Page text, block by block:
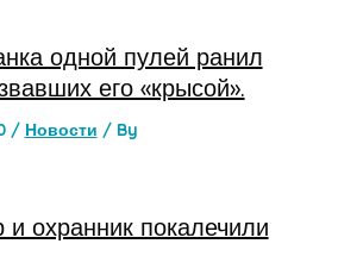
одной пулей ранил
его «крысой».
/ Новости / By
охранник покалечили